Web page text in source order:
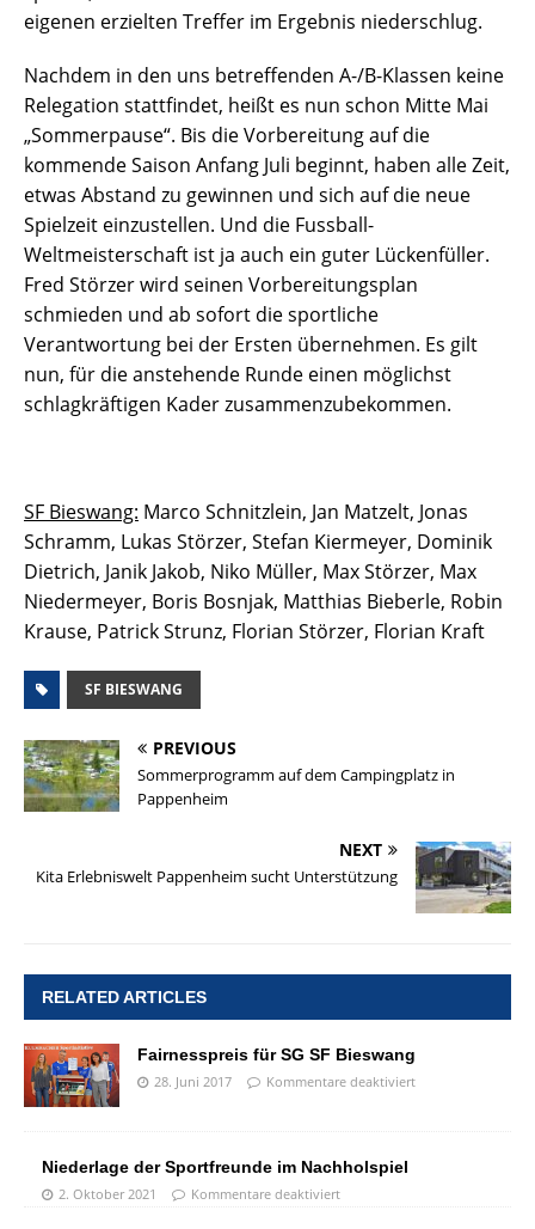
eigenen erzielten Treffer im Ergebnis niederschlug.
Nachdem in den uns betreffenden A-/B-Klassen keine
Relegation stattfindet, heißt es nun schon Mitte Mai
„Sommerpause“. Bis die Vorbereitung auf die
kommende Saison Anfang Juli beginnt, haben alle Zeit,
etwas Abstand zu gewinnen und sich auf die neue
Spielzeit einzustellen. Und die Fussball-
Weltmeisterschaft ist ja auch ein guter Lückenfüller.
Fred Störzer wird seinen Vorbereitungsplan
schmieden und ab sofort die sportliche
Verantwortung bei der Ersten übernehmen. Es gilt
nun, für die anstehende Runde einen möglichst
schlagkräftigen Kader zusammenzubekommen.
SF Bieswang: Marco Schnitzlein, Jan Matzelt, Jonas
Schramm, Lukas Störzer, Stefan Kiermeyer, Dominik
Dietrich, Janik Jakob, Niko Müller, Max Störzer, Max
Niedermeyer, Boris Bosnjak, Matthias Bieberle, Robin
Krause, Patrick Strunz, Florian Störzer, Florian Kraft
SF BIESWANG
PREVIOUS
Sommerprogramm auf dem Campingplatz in
Pappenheim
NEXT
Kita Erlebniswelt Pappenheim sucht Unterstützung
RELATED ARTICLES
Fairnesspreis für SG SF Bieswang
28. Juni 2017 Kommentare deaktiviert
Niederlage der Sportfreunde im Nachholspiel
2. Oktober 2021 Kommentare deaktiviert